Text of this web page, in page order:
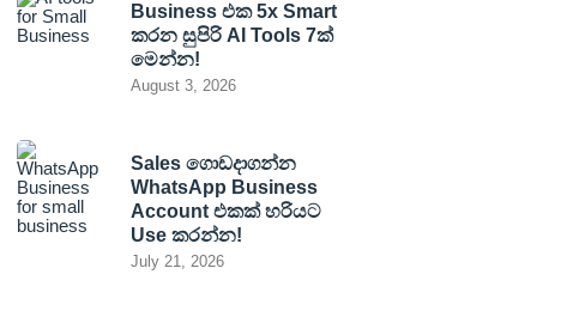
Business එක 5x Smart
කරන සුපිරි AI Tools 7ක්
මෙන්න!
August 3, 2026
Sales ගොඩදාගන්න
WhatsApp Business
Account එකක් හරියට
Use කරන්න!
July 21, 2026